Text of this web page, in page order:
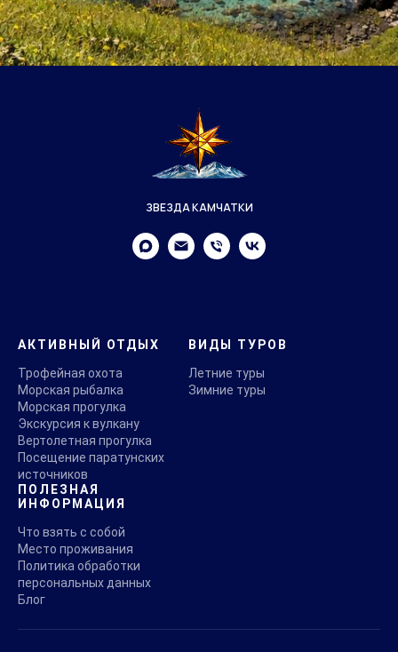
ЗВЕЗДА КАМЧАТКИ
АКТИВНЫЙ ОТДЫХ
Трофейная охота
Морская рыбалка
Морская прогулка
Экскурсия к вулкану
Вертолетная прогулка
Посещение паратунских
источников
ВИДЫ ТУРОВ
Летние туры
Зимние туры
ПОЛЕЗНАЯ
ИНФОРМАЦИЯ
Что взять с собой
Место проживания
Политика обработки
персональных данных
Блог